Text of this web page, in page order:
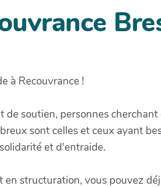
à Recouvrance !
de soutien, personnes
sont celles et ceux ayant
et d'entraide.
structuration, vous pouvez